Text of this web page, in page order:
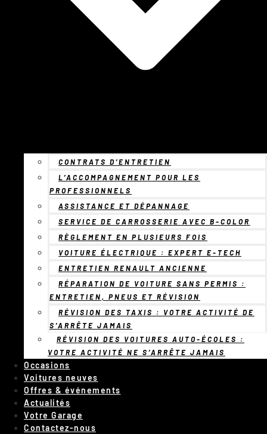
CONTRATS D’ENTRETIEN
L’ACCOMPAGNEMENT POUR LES
PROFESSIONNELS
ASSISTANCE ET DÉPANNAGE
SERVICE DE CARROSSERIE AVEC B-COLOR
RÈGLEMENT EN PLUSIEURS FOIS
VOITURE ÉLECTRIQUE : EXPERT E-TECH
ENTRETIEN RENAULT ANCIENNE
RÉPARATION DE VOITURE SANS PERMIS :
ENTRETIEN, PNEUS ET RÉVISION
RÉVISION DES TAXIS : VOTRE ACTIVITÉ DE
S’ARRÊTE JAMAIS
RÉVISION DES VOITURES AUTO-ÉCOLES :
VOTRE ACTIVITÉ NE S’ARRÊTE JAMAIS
Occasions
Voitures neuves
Offres & événements
Actualités
Votre Garage
Contactez-nous